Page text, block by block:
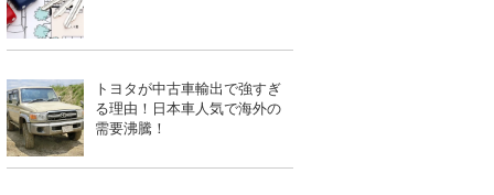
トヨタが中古車輸出で強すぎ
る理由！日本車人気で海外の
需要沸騰！